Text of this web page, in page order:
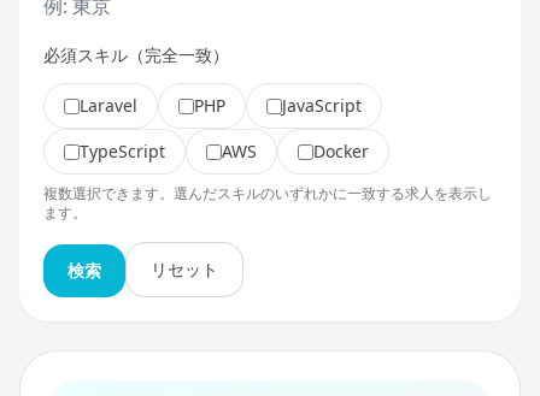
必須スキル（完全一致）
Laravel PHP
JavaScript
TypeScript
AWS Docker
複数選択できます。選んだスキルのいずれかに一致する求人を表示し
ます。
検索 リセット